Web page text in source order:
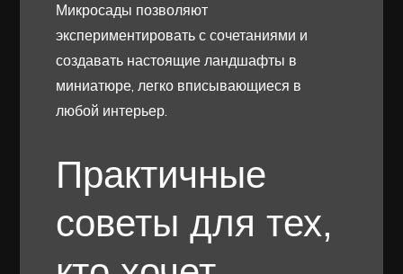
Микросады позволяют
экспериментировать с сочетаниями и
создавать настоящие ландшафты в
миниатюре, легко вписывающиеся в
любой интерьер.
Практичные
советы для тех,